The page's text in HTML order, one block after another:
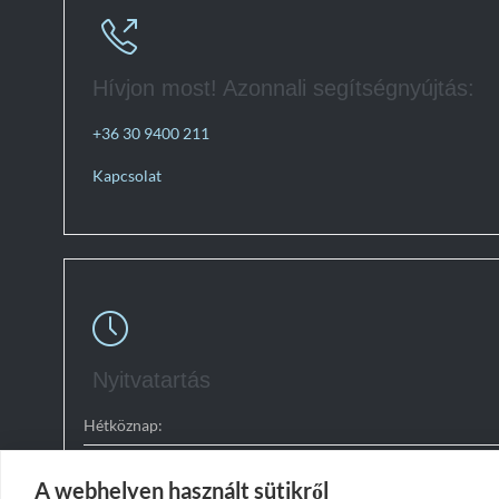

Hívjon most! Azonnali segítségnyújtás:
+36 30 9400 211
Kapcsolat

Nyitvatartás
Hétköznap:
A webhelyen használt sütikről